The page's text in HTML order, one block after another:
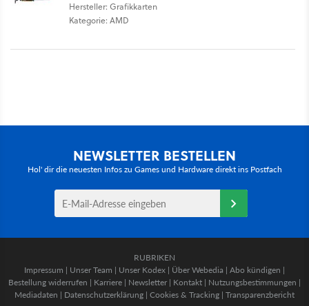
Hersteller: Grafikkarten
Kategorie: AMD
NEWSLETTER BESTELLEN
Hol' dir die neuesten Infos zu Games und Hardware direkt ins Postfach
RUBRIKEN
Impressum | Unser Team | Unser Kodex | Über Webedia | Abo kündigen |
Bestellung widerrufen | Karriere | Newsletter | Kontakt | Nutzungsbestimmungen |
Mediadaten | Datenschutzerklärung | Cookies & Tracking | Transparenzbericht